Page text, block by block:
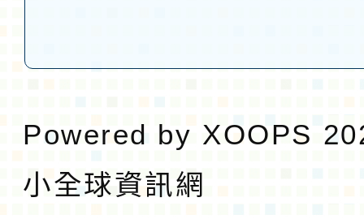
Powered by XOOPS
小全球資訊網